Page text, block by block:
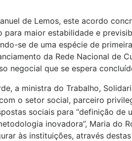
de Lemos, este acordo
maior estabilidade e
se de uma espécie de
da Rede Nacional de
negocial que se espera
a ministra do Trabalho,
o setor social, parceiro
sociais para “definição de
inovadora”, Maria do
às instituições, através